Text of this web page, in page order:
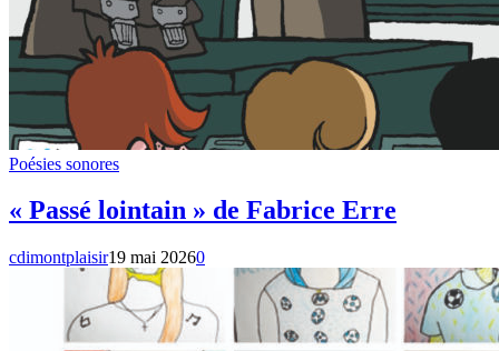
Poésies sonores
« Passé lointain » de Fabrice Erre
cdimontplaisir19 mai 20260